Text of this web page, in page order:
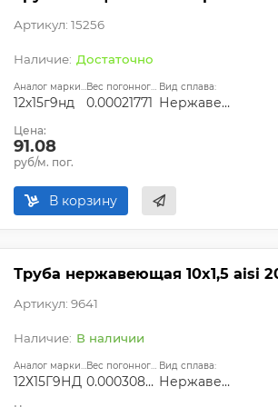
Артикул: 15256
Достаточно
Аналог марки стали:
12х15г9нд
Вес погонного метра, т.:
0.00021771
Вид сплава:
Нержавеющий
Цена:
91.08
руб/м. пог.
В корзину
Труба нержавеющая 10х1,5 aisi
Артикул: 9641
В наличии
Аналог марки стали:
12Х15Г9НД
Вес погонного метра, т.:
0.0003084225
Вид сплава:
Нержавеющий